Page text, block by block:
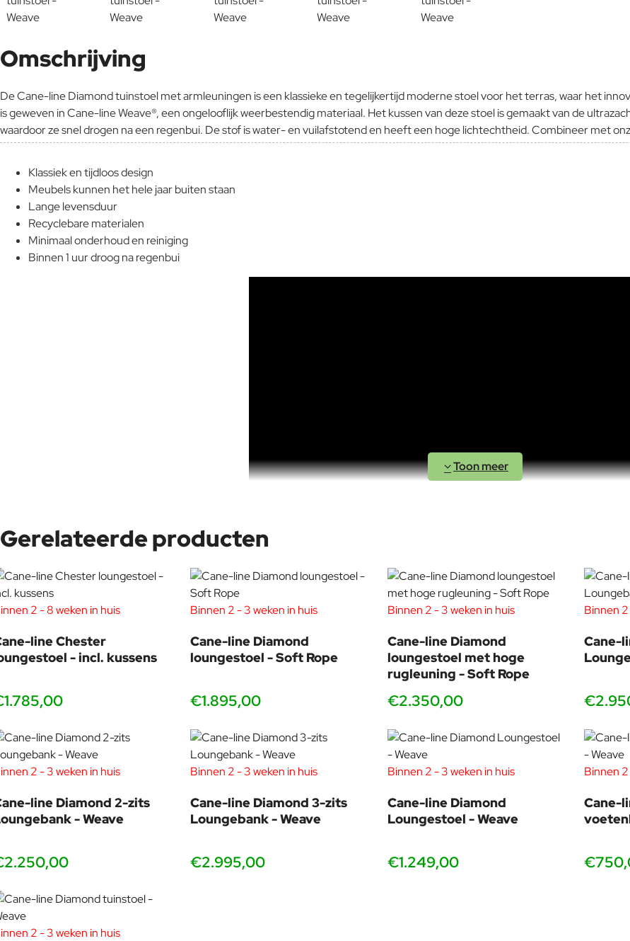
Verder
Omschrijving
De Cane-line Diamond tuinstoel met armleuningen is een klassieke en tegelijkertijd moderne stoel voor het terras, waar het
is geweven in Cane-line Weave®, een ongelooflijk weerbestendig materiaal. Het kussen van deze stoel is gemaakt van de
waardoor ze snel drogen na een regenbui. De stof is water- en vuilafstotend en heeft een hoge lichtechtheid. Combineer met
Klassiek en tijdloos design
Meubels kunnen het hele jaar buiten staan
Lange levensduur
Recyclebare materialen
Minimaal onderhoud en reiniging
Binnen 1 uur droog na regenbui
Foersom & Hiort-Lorenzen MDD
Johannes Foersom and Peter Hiort-Lorenzen (MDD) are two of Scandinavias most renowned and successful furniture
healthy development for people and their surroundings. They strive towards the highest quality in cooperation, process and
The impressive use of flexibility makes the furniture appear as small architectonic wonders.
Gerelateerde producten
2 - 8 weken in huis
line Chester
- incl. kussens
Binnen 2 - 3 weken in huis
Cane-line Diamond
loungestoel - Soft Rope
€1.895,00
Binnen 2 - 3 weken in huis
Cane-line Diamond
loungestoel met hoge
rugleuning - Soft Rope
€2.350,00
Binnen
Cane-
2 - 3 weken in huis
line Diamond 2-zits
- Weave
Binnen 2 - 3 weken in huis
Cane-line Diamond 3-zits
Loungebank - Weave
€2.995,00
Binnen 2 - 3 weken in huis
Cane-line Diamond
Loungestoel - Weave
€1.249,00
Binnen
Cane-
2 - 3 weken in huis